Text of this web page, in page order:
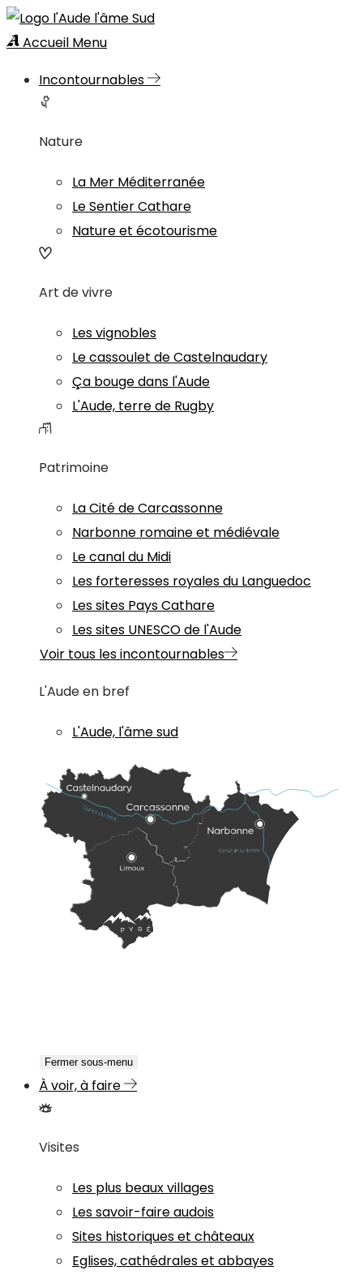
Accueil Menu
Incontournables
Nature
La Mer Méditerranée
Le Sentier Cathare
Nature et écotourisme
Art de vivre
Les vignobles
Le cassoulet de Castelnaudary
Ça bouge dans l'Aude
L'Aude, terre de Rugby
Patrimoine
La Cité de Carcassonne
Narbonne romaine et médiévale
Le canal du Midi
Les forteresses royales du Languedoc
Les sites Pays Cathare
Les sites UNESCO de l'Aude
Voir tous les incontournables
L'Aude en bref
L'Aude, l'âme sud
Fermer sous-menu
À voir, à faire
Visites
Les plus beaux villages
Les savoir-faire audois
Sites historiques et châteaux
Eglises, cathédrales et abbayes